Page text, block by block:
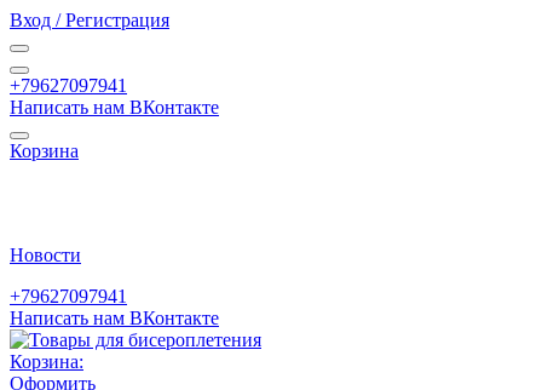
Вход / Регистрация
+79627097941
Написать нам ВКонтакте
Корзина
Новости
+79627097941
Написать нам ВКонтакте
Корзина:
Оформить